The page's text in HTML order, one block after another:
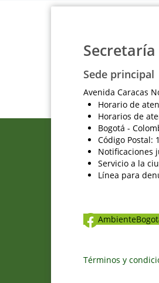
Sede principal
Avenida Caracas
Horario de
Horarios de
Bogotá -
Código Postal:
Notificaciones
Servicio a la
Línea para
Términos y